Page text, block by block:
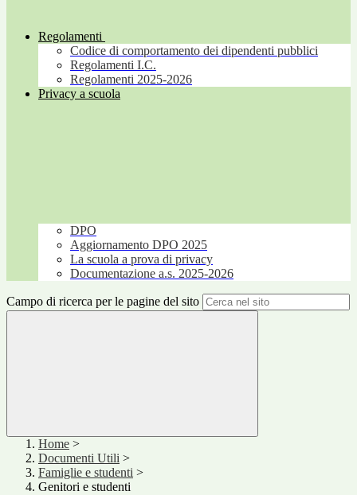
Regolamenti
Codice di comportamento dei dipendenti pubblici
Regolamenti I.C.
Regolamenti 2025-2026
Privacy a scuola
DPO
Aggiornamento DPO 2025
La scuola a prova di privacy
Documentazione a.s. 2025-2026
Campo di ricerca per le pagine del sito
Home >
Documenti Utili >
Famiglie e studenti >
Genitori e studenti